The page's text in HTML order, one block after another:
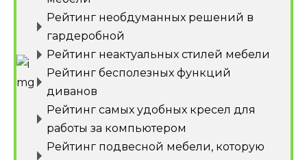
Рейтинг необдуманных решений в
гардеробной
Рейтинг неактуальных стилей мебели
Рейтинг бесполезных функций
диванов
Рейтинг самых удобных кресел для
работы за компьютером
Рейтинг подвесной мебели, которую